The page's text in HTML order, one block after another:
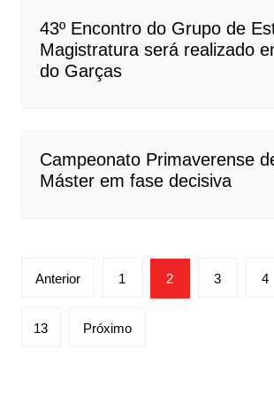
43º Encontro do Grupo de
Magistratura será realizado
do Garças
Campeonato Primaverense
Máster em fase decisiva
Paginação
posts
Anterior 1 2 3 4
13 Próximo